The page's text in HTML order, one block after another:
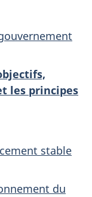
les principes
stable
du